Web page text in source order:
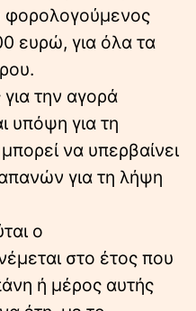
φορολογούμενος
ευρώ, για όλα τα
την αγορά
υπόψη για τη
να υπερβαίνει
για τη λήψη
ο
στο έτος που
ή μέρος αυτής